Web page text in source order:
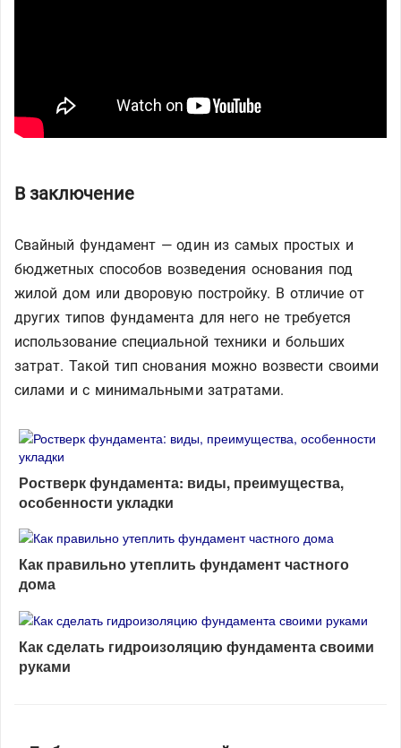
В заключение
Свайный фундамент — один из самых простых и
бюджетных способов возведения основания под
жилой дом или дворовую постройку. В отличие от
других типов фундамента для него не требуется
использование специальной техники и больших
затрат. Такой тип снования можно возвести своими
силами и с минимальными затратами.
Ростверк фундамента: виды, преимущества,
особенности укладки
Как правильно утеплить фундамент частного
дома
Как сделать гидроизоляцию фундамента своими
руками